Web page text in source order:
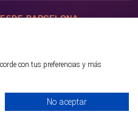
BARCELONA
con tus preferencias y más
No aceptar